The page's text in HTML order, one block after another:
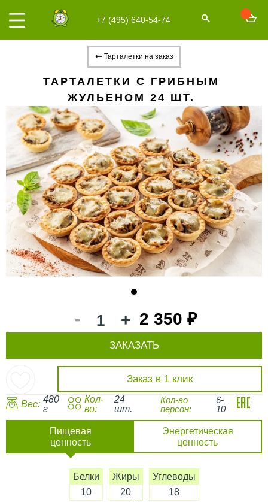
+7 (495) 640-54-74
Тарталетки на заказ
ТАРТАЛЕТКИ С ГРИБНЫМ
ЖУЛЬЕНОМ 24 ШТ.
- + 2 350 ₽
Заказ в 1 клик
ЗАКАЗАТЬ
Вес: 480
г
Кол-
во:
24
шт.
Кол-во
персон:
6-
10
Пищевая
ценность
Энергетическая
ценность
Белки
10
Жиры
20
Углеводы
18